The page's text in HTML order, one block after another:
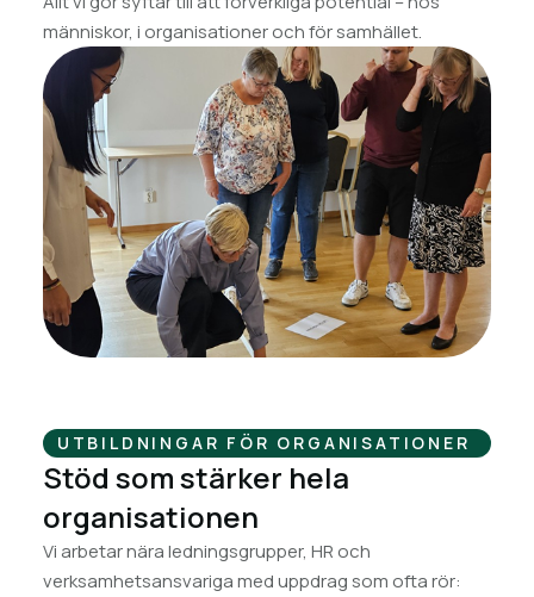
människor, i organisationer och för samhället.
UTBILDNINGAR FÖR ORGANISATIONER
Stöd som stärker hela
organisationen
Vi arbetar nära ledningsgrupper, HR och
verksamhetsansvariga med uppdrag som ofta rör: